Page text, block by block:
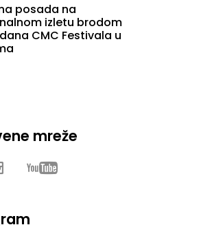
posada na
izletu brodom
CMC Festivala u
mreže